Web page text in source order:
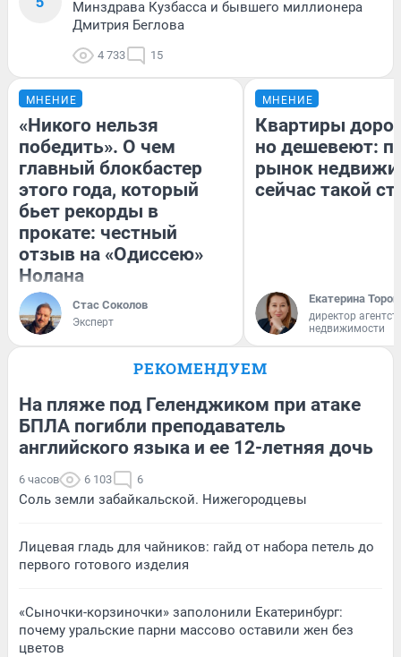
Минздрава Кузбасса и бывшего миллионера
Дмитрия Беглова
4 733 15
МНЕНИЕ
«Никого нельзя
победить». О чем
главный блокбастер
этого года, который
бьет рекорды в
прокате: честный
отзыв на «Одиссею»
Нолана
Стас Соколов
Эксперт
МНЕНИЕ
Квартиры
но дешевеют:
рынок
сейчас такой
Екатерина
директор
недвижимости
РЕКОМЕНДУЕМ
На пляже под Геленджиком при атаке
БПЛА погибли преподаватель
английского языка и ее 12-летняя дочь
6 часов 6 103 6
Соль земли забайкальской. Нижегородцевы
Лицевая гладь для чайников: гайд от набора петель до
первого готового изделия
«Сыночки-корзиночки» заполонили Екатеринбург:
почему уральские парни массово оставили жен без
цветов